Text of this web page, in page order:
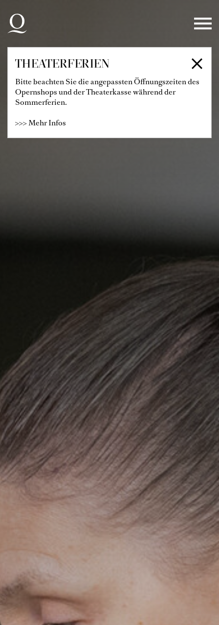
Zur Hauptnavigation springen
Zum Hauptinhalt springen
Zum Footer springen
THEATERFERIEN
Bitte beachten Sie die angepassten Öffnungszeiten des
Opernshops und der Theaterkasse während der
Sommerferien.
>>> Mehr Infos